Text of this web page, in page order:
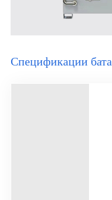
Спецификации